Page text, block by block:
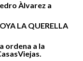
Àlvarez a
LA QUERELLA
ordena a la